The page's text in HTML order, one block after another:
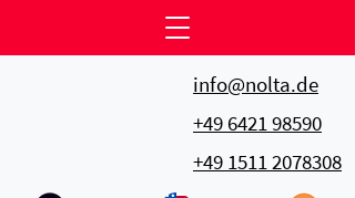
info@nolta.de
+49 6421 98590
+49 1511 2078308